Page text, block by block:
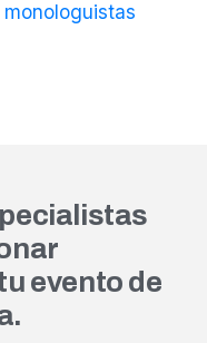
evento de